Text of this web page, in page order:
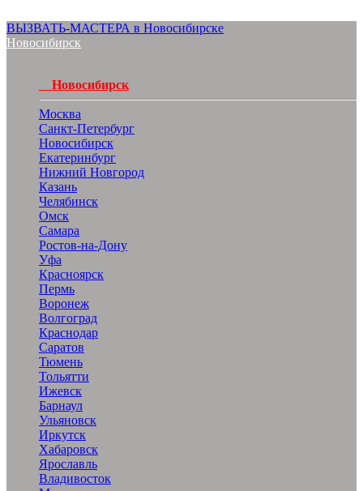
ВЫЗВАТЬ-МАСТЕРА в Новосибирске
Новосибирск
Новосибирск
Москва
Санкт-Петербург
Новосибирск
Екатеринбург
Нижний Новгород
Казань
Челябинск
Омск
Самара
Ростов-на-Дону
Уфа
Красноярск
Пермь
Воронеж
Волгоград
Краснодар
Саратов
Тюмень
Тольятти
Ижевск
Барнаул
Ульяновск
Иркутск
Хабаровск
Ярославль
Владивосток